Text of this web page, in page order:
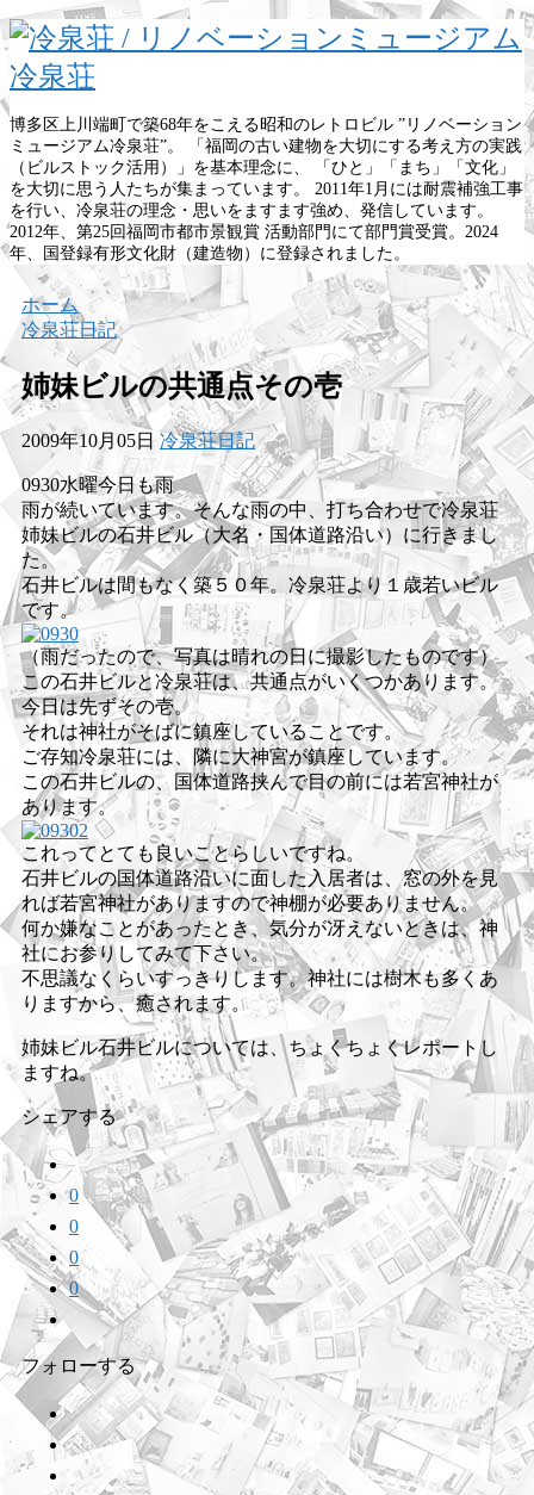
博多区上川端町で築68年をこえる昭和のレトロビル ”リノベーション
ミュージアム冷泉荘”。 「福岡の古い建物を大切にする考え方の実践
（ビルストック活用）」を基本理念に、 「ひと」「まち」「文化」
を大切に思う人たちが集まっています。 2011年1月には耐震補強工事
を行い、冷泉荘の理念・思いをますます強め、発信しています。
2012年、第25回福岡市都市景観賞 活動部門にて部門賞受賞。2024
年、国登録有形文化財（建造物）に登録されました。
ホーム
冷泉荘日記
姉妹ビルの共通点その壱
2009年10月05日 冷泉荘日記
0930水曜今日も雨
雨が続いています。そんな雨の中、打ち合わせで冷泉荘
姉妹ビルの石井ビル（大名・国体道路沿い）に行きまし
た。
石井ビルは間もなく築５０年。冷泉荘より１歳若いビル
です。
（雨だったので、写真は晴れの日に撮影したものです）
この石井ビルと冷泉荘は、共通点がいくつかあります。
今日は先ずその壱。
それは神社がそばに鎮座していることです。
ご存知冷泉荘には、隣に大神宮が鎮座しています。
この石井ビルの、国体道路挟んで目の前には若宮神社が
あります。
これってとても良いことらしいですね。
石井ビルの国体道路沿いに面した入居者は、窓の外を見
れば若宮神社がありますので神棚が必要ありません。
何か嫌なことがあったとき、気分が冴えないときは、神
社にお参りしてみて下さい。
不思議なくらいすっきりします。神社には樹木も多くあ
りますから、癒されます。
姉妹ビル石井ビルについては、ちょくちょくレポートし
ますね。
シェアする
0
0
0
0
フォローする